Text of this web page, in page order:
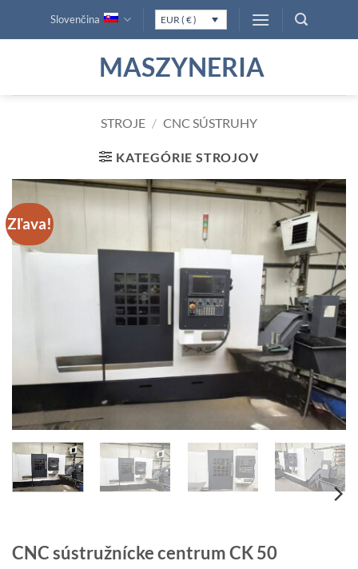
Slovenčina EUR ( € )
MASZYNERIA
STROJE / CNC SÚSTRUHY
KATEGÓRIE STROJOV
Zľava!
CNC sústružnícke centrum CK 50